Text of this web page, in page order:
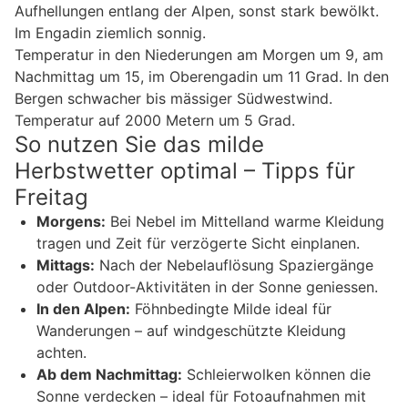
Aufhellungen entlang der Alpen, sonst stark bewölkt.
Im Engadin ziemlich sonnig.
Temperatur in den Niederungen am Morgen um 9, am
Nachmittag um 15, im Oberengadin um 11 Grad. In den
Bergen schwacher bis mässiger Südwestwind.
Temperatur auf 2000 Metern um 5 Grad.
So nutzen Sie das milde
Herbstwetter optimal – Tipps für
Freitag
Morgens: Bei Nebel im Mittelland warme Kleidung
tragen und Zeit für verzögerte Sicht einplanen.
Mittags: Nach der Nebelauflösung Spaziergänge
oder Outdoor-Aktivitäten in der Sonne geniessen.
In den Alpen: Föhnbedingte Milde ideal für
Wanderungen – auf windgeschützte Kleidung
achten.
Ab dem Nachmittag: Schleierwolken können die
Sonne verdecken – ideal für Fotoaufnahmen mit